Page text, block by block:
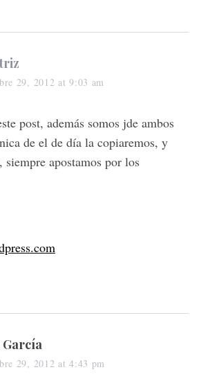
29, 2012 at 9:03 am
post, además somos jde ambos
de el de día la copiaremos, y
siempre apostamos por los
29, 2012 at 4:43 pm